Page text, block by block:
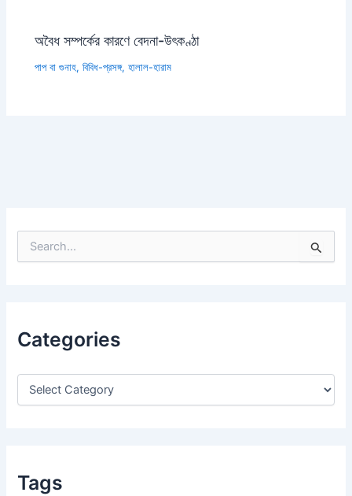
অবৈধ সম্পর্কের কারণে বেদনা-উৎকণ্ঠা
পাপ বা গুনাহ,বিবিধ-প্রসঙ্গ,হালাল-হারাম
e
f
r
Categories
Tags